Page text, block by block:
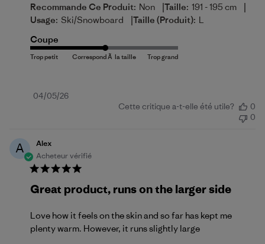
Recommande Ce Produit: Non |Taille: 191 - 195 cm |
Usage: Ski/Snowboard |Taille (produit): L
Coupe
Date
04/05/26
Cette critique a-t-elle été utile?
0
0
A
Alex
Acheteur vérifié
Great product, runs on the larger side
Love how it feels on the skin and so far has kept me
plenty warm. However, it runs slightly large